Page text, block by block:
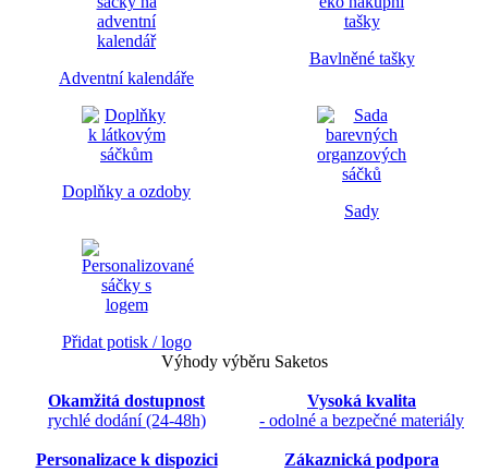
Adventní kalendáře
Bavlněné tašky
Doplňky a ozdoby
Sady
Přidat potisk / logo
Výhody výběru Saketos
Okamžitá dostupnost
rychlé dodání (24-48h)
Vysoká kvalita
- odolné a bezpečné materiály
Personalizace k dispozici
Zákaznická podpora